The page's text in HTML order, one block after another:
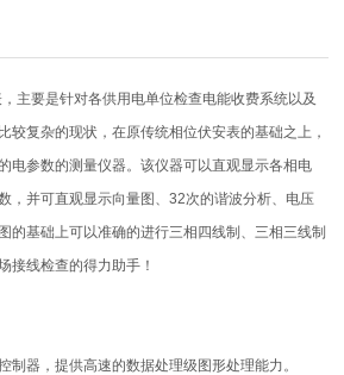
主要是针对各供用电单位检查电能收费系统以及
较复杂的现状，在原传统相位伏安表的基础之上，
电参数的测量仪器。该仪器可以直观显示各相电
，并可直观显示向量图、32次的谐波分析、电压
的基础上可以准确的进行三相四线制、三相三线制
接线检查的得力助手！
制器，提供高速的数据处理级图形处理能力。